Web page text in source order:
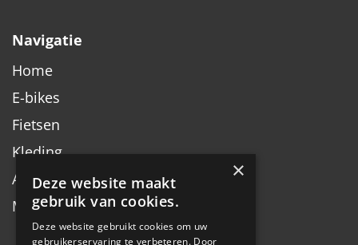
Navigatie
Home
E-bikes
Fietsen
Kleding
Accessoires
Merken
×
Deze website maakt
gebruik van cookies.
Deze website gebruikt cookies om uw
gebruikerservaring te verbeteren. Door